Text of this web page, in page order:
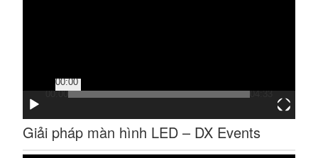
00:00
00:00
04:33
Giải pháp màn hình LED – DX Events